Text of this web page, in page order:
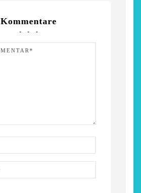
Kommentare